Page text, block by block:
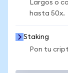
Largos o
hasta 50x.
Staking
Pon tu